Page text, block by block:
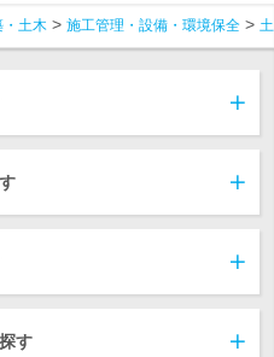
・土木 施工管理・設備・環境保全
す